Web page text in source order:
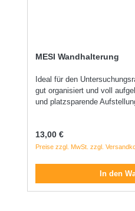
MESI Wandhalterung
Ideal für den Untersuchungsraum: alle Geräte
gut organisiert und voll
und platzsparende Aufstellung Zubehör auf
Regulärer Preis:
13,00 €
Preise zzgl. MwSt. zzgl.
In den